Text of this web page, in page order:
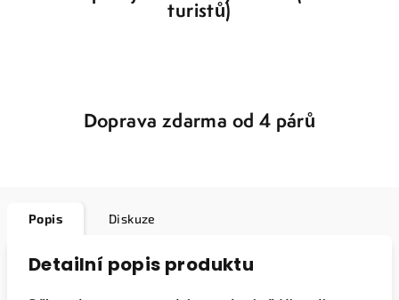
turistů)
Doprava zdarma od 4 párů
Popis Diskuze
Detailní popis produktu